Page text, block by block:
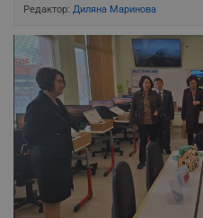
Редактор: Диляна Маринова